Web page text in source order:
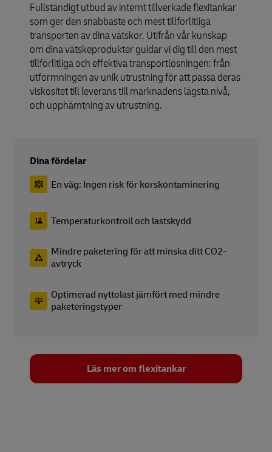
Fullständigt utbud av internt tillverkade flexitankar
som ger den snabbaste och mest tillförlitliga
transporten av dina vätskor. Utifrån vår kunskap
om dina vätskeprodukter guidar vi dig till den mest
tillförlitliga och effektiva transportlösningen: från
utformningen av unik utrustning för att passa deras
viskositet till leverans till marknadens lägsta nivå,
och upphämtning av utrustning.
Dina fördelar
En väg: Ingen risk för korskontaminering
Temperaturkontroll och lastskydd
Mindre paketering för att minska ditt CO2-
avtryck
Optimerad nyttolast jämfört med mindre
paketeringstyper
Läs mer om flexitankar